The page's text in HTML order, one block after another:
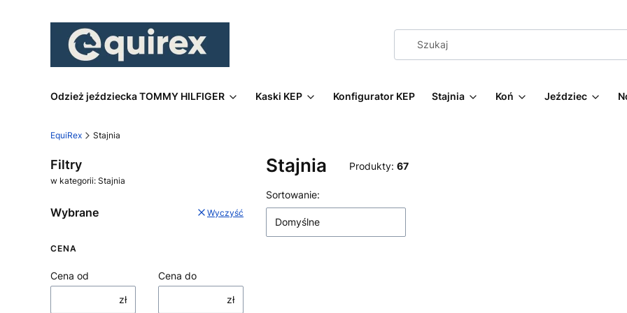
Odzież jeździecka TOMMY HILFIGER Kaski KEP Konfigurator KEP Stajnia Koń Jeździec
EquiRex Stajnia
Filtry
w kategorii: Stajnia
Wybrane Wyczyść
CENA
Cena od
zł
Cena do
zł
Stajnia Produkty: 67
Lista produktów
Sortowanie:
Domyślne